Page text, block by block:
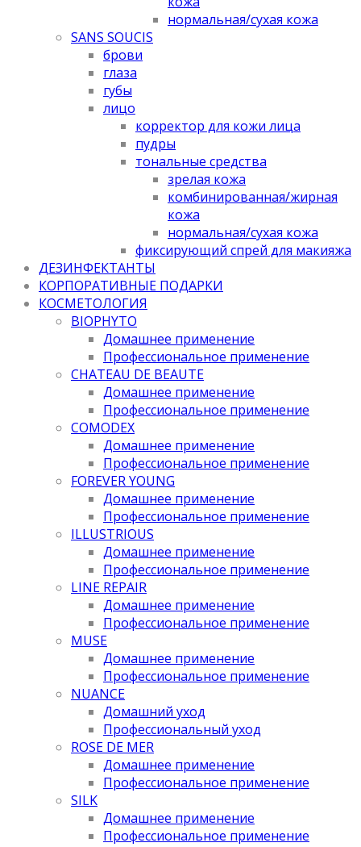
нормальная/cухая кожа
SANS SOUCIS
брови
глаза
губы
лицо
корректор для кожи лица
пудры
тональные средства
зрелая кожа
комбинированная/жирная
кожа
нормальная/cухая кожа
фиксирующий спрей для макияжа
ДЕЗИНФЕКТАНТЫ
КОРПОРАТИВНЫЕ ПОДАРКИ
КОСМЕТОЛОГИЯ
BIOPHYTO
Домашнее применение
Профессиональное применение
CHATEAU DE BEAUTE
Домашнее применение
Профессиональное применение
COMODEX
Домашнее применение
Профессиональное применение
FOREVER YOUNG
Домашнее применение
Профессиональное применение
ILLUSTRIOUS
Домашнее применение
Профессиональное применение
LINE REPAIR
Домашнее применение
Профессиональное применение
MUSE
Домашнее применение
Профессиональное применение
NUANCE
Домашний уход
Профессиональный уход
ROSE DE MER
Домашнее применение
Профессиональное применение
SILK
Домашнее применение
Профессиональное применение